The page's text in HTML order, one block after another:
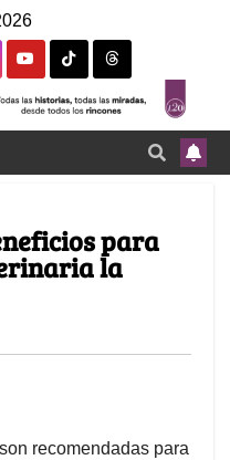
para
la
recomendadas para